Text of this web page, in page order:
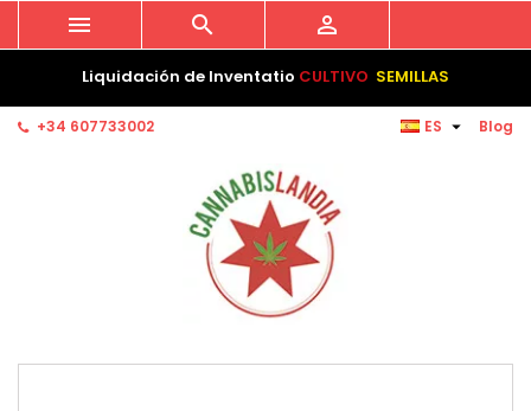
Liquidación de Inventatio CULTIVO SEMILLAS
Blog
+34 607733002 ES 
  